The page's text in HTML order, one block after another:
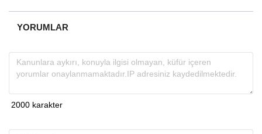
YORUMLAR